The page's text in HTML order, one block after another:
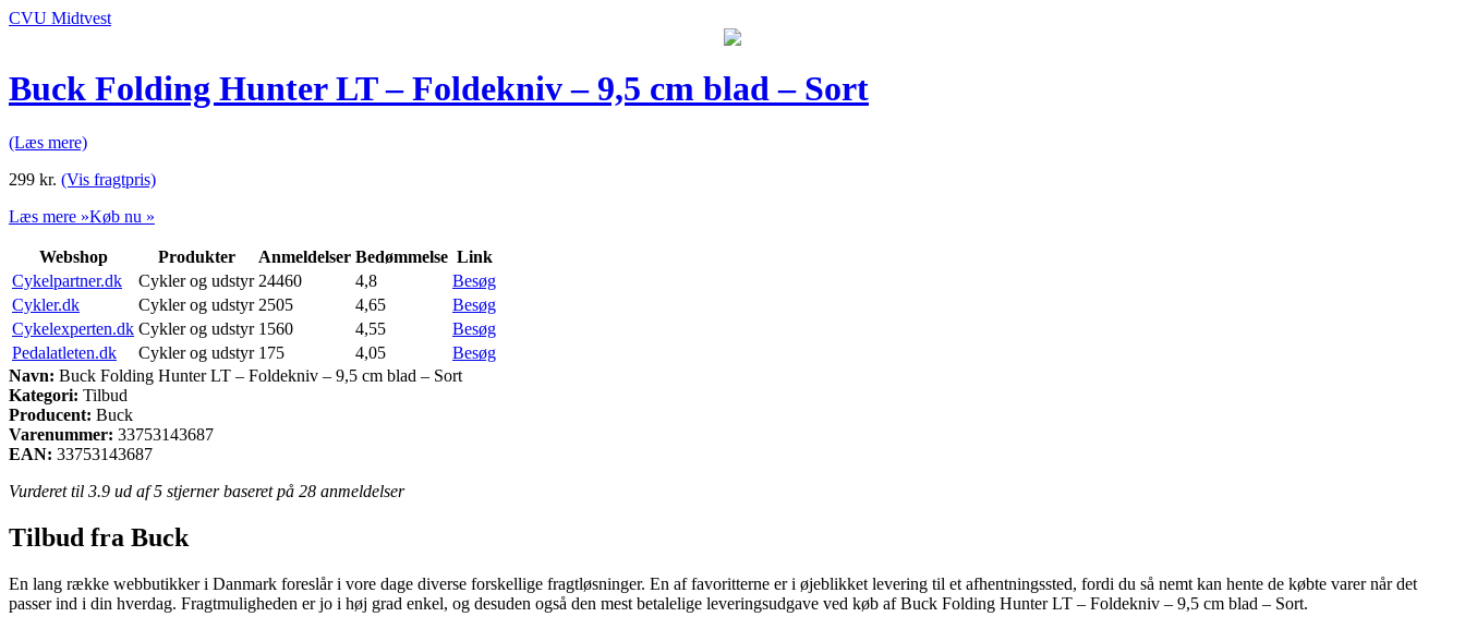
CVU Midtvest
Buck Folding Hunter LT – Foldekniv – 9,5 cm blad – Sort
(Læs mere)
299 kr. (Vis fragtpris)
Læs mere »Køb nu »
Webshop Produkter Anmeldelser Bedømmelse Link
Cykelpartner.dk
Cykler og udstyr 24460 4,8
Besøg
Cykler.dk
Cykler og udstyr 2505 4,65
Besøg
Cykelexperten.dk Cykler og udstyr 1560 4,55
Besøg
Pedalatleten.dk
Cykler og udstyr 175 4,05
Besøg
Navn: Buck Folding Hunter LT – Foldekniv – 9,5 cm blad – Sort
Kategori: Tilbud
Producent: Buck
Varenummer: 33753143687
EAN: 33753143687
Vurderet til 3.9 ud af 5 stjerner baseret på 28 anmeldelser
Tilbud fra Buck
En lang række webbutikker i Danmark foreslår i vore dage diverse forskellige fragtløsninger. En af favoritterne er i øjeblikket levering til et afhentningssted, fordi du så nemt kan hente de købte varer når det
passer ind i din hverdag. Fragtmuligheden er jo i høj grad enkel, og desuden også den mest betalelige leveringsudgave ved køb af Buck Folding Hunter LT – Foldekniv – 9,5 cm blad – Sort.